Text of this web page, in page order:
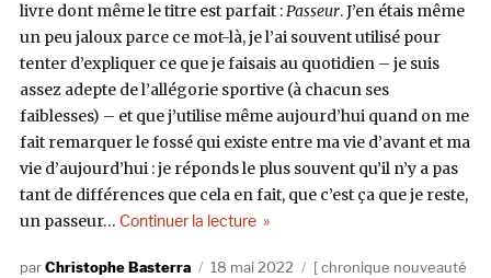
livre dont même le titre est parfait :Passeur. J’en étais même
un peu jaloux parce ce mot-là, je l’ai souvent utilisé pour
tenter d’expliquer ce que je faisais au quotidien – je suis
assez adepte de l’allégorie sportive (à chacun ses
faiblesses) – et que j’utilise même aujourd’hui quand on me
fait remarquer le fossé qui existe entre ma vie d’avant et ma
vie d’aujourd’hui : je réponds le plus souvent qu’il n’y a pas
tant de différences que cela en fait, que c’est ça que je reste,
un passeur… Continuer la lecturede « Adios Amores, Sus Mejores
AuteurChristophe Basterra
Publié
18 mai 2022 Catégories
chronique nouveauté